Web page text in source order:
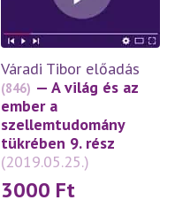
változatok
termékoldalon
választhatók
ki
Váradi Tibor előadás
(846) — A világ és az
ember a
szellemtudomány
tükrében 9. rész
(2019.05.25.)
3000 Ft